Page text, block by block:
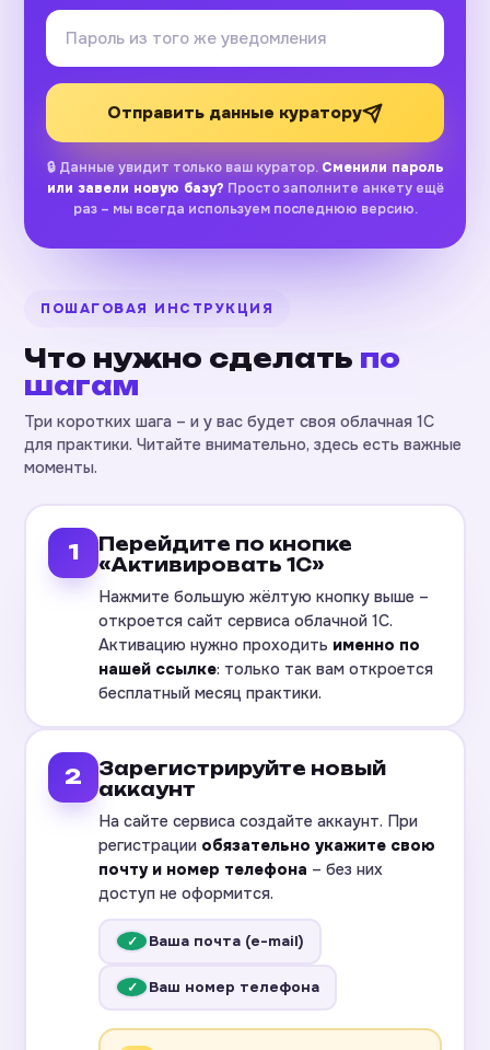
Отправить данные куратору
🔒 Данные увидит только ваш куратор. Сменили пароль
или завели новую базу? Просто заполните анкету ещё
раз – мы всегда используем последнюю версию.
ПОШАГОВАЯ ИНСТРУКЦИЯ
Что нужно сделать по
шагам
Три коротких шага – и у вас будет своя облачная 1С
для практики. Читайте внимательно, здесь есть важные
моменты.
1
Перейдите по кнопке
«Активировать 1С»
Нажмите большую жёлтую кнопку выше –
откроется сайт сервиса облачной 1С.
Активацию нужно проходить именно по
нашей ссылке: только так вам откроется
бесплатный месяц практики.
2
Зарегистрируйте новый
аккаунт
На сайте сервиса создайте аккаунт. При
регистрации обязательно укажите свою
почту и номер телефона – без них
доступ не оформится.
✓ Ваша почта (e-mail)
✓ Ваш номер телефона